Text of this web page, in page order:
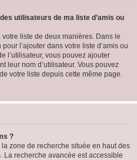
utilisateurs de ma liste d’amis ou
liste de deux manières. Dans le
l’ajouter dans votre liste d’amis ou
l’utilisateur, vous pouvez ajouter
leur nom d’utilisateur. Vous pouvez
votre liste depuis cette même page.
?
zone de recherche située en haut des
La recherche avancée est accessible